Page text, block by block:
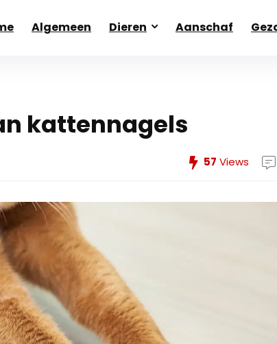
Algemeen Dieren Aanschaf
kattennagels
57 Views